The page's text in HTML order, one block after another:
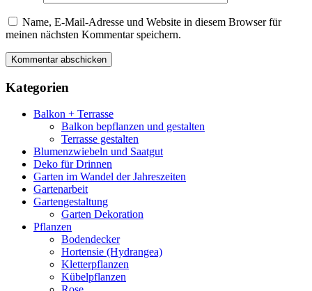
Name, E-Mail-Adresse und Website in diesem Browser für
meinen nächsten Kommentar speichern.
Kategorien
Balkon + Terrasse
Balkon bepflanzen und gestalten
Terrasse gestalten
Blumenzwiebeln und Saatgut
Deko für Drinnen
Garten im Wandel der Jahreszeiten
Gartenarbeit
Gartengestaltung
Garten Dekoration
Pflanzen
Bodendecker
Hortensie (Hydrangea)
Kletterpflanzen
Kübelpflanzen